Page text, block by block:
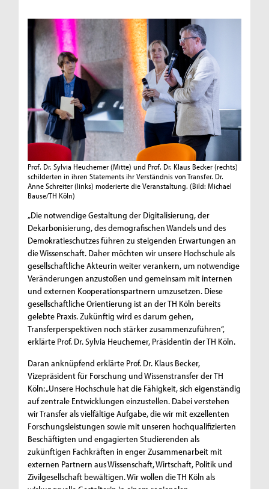
Prof. Dr. Sylvia Heuchemer (Mitte) und Prof. Dr. Klaus Becker (rechts)
schilderten in ihren Statements ihr Verständnis von Transfer. Dr.
Anne Schreiter (links) moderierte die Veranstaltung. (Bild: Michael
Bause/TH Köln)
„Die notwendige Gestaltung der Digitalisierung, der
Dekarbonisierung, des demografischen Wandels und des
Demokratieschutzes führen zu steigenden Erwartungen an
die Wissenschaft. Daher möchten wir unsere Hochschule als
gesellschaftliche Akteurin weiter verankern, um notwendige
Veränderungen anzustoßen und gemeinsam mit internen
und externen Kooperationspartnern umzusetzen. Diese
gesellschaftliche Orientierung ist an der TH Köln bereits
gelebte Praxis. Zukünftig wird es darum gehen,
Transferperspektiven noch stärker zusammenzuführen“,
erklärte Prof. Dr. Sylvia Heuchemer, Präsidentin der TH Köln.
Daran anknüpfend erklärte Prof. Dr. Klaus Becker,
Vizepräsident für Forschung und Wissenstransfer der TH
Köln: „Unsere Hochschule hat die Fähigkeit, sich eigenständig
auf zentrale Entwicklungen einzustellen. Dabei verstehen
wir Transfer als vielfältige Aufgabe, die wir mit exzellenten
Forschungsleistungen sowie mit unseren hochqualifizierten
Beschäftigten und engagierten Studierenden als
zukünftigen Fachkräften in enger Zusammenarbeit mit
externen Partnern aus Wissenschaft, Wirtschaft, Politik und
Zivilgesellschaft bewältigen. Wir wollen die TH Köln als